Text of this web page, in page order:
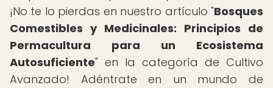
¡No te lo pierdas en nuestro artículo "Bosques
Comestibles y Medicinales: Principios de
Permacultura para un Ecosistema
Autosuficiente" en la categoría de Cultivo
Avanzado! Adéntrate en un mundo de